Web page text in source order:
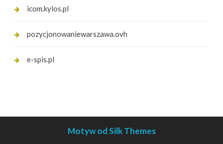
icom.kylos.pl
pozycjonowaniewarszawa.ovh
e-spis.pl
Motyw od Silk Themes